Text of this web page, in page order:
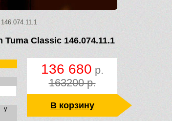
Classic 146.074.11.1
136 680 р.
163200 р.
В корзину
у